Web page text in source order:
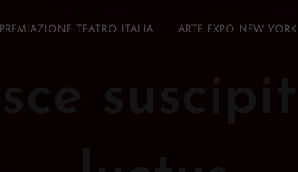
PREMIAZIONE TEATRO ITALIA ARTE EXPO NEW YORK